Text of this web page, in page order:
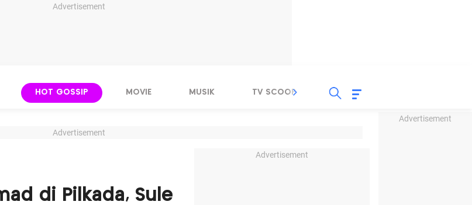
Advertisement
Advertisement
HOT GOSSIP MOVIE MUSIK TV SCOOP LIRIK
Advertisement
di Pilkada, Sule
Advertisement